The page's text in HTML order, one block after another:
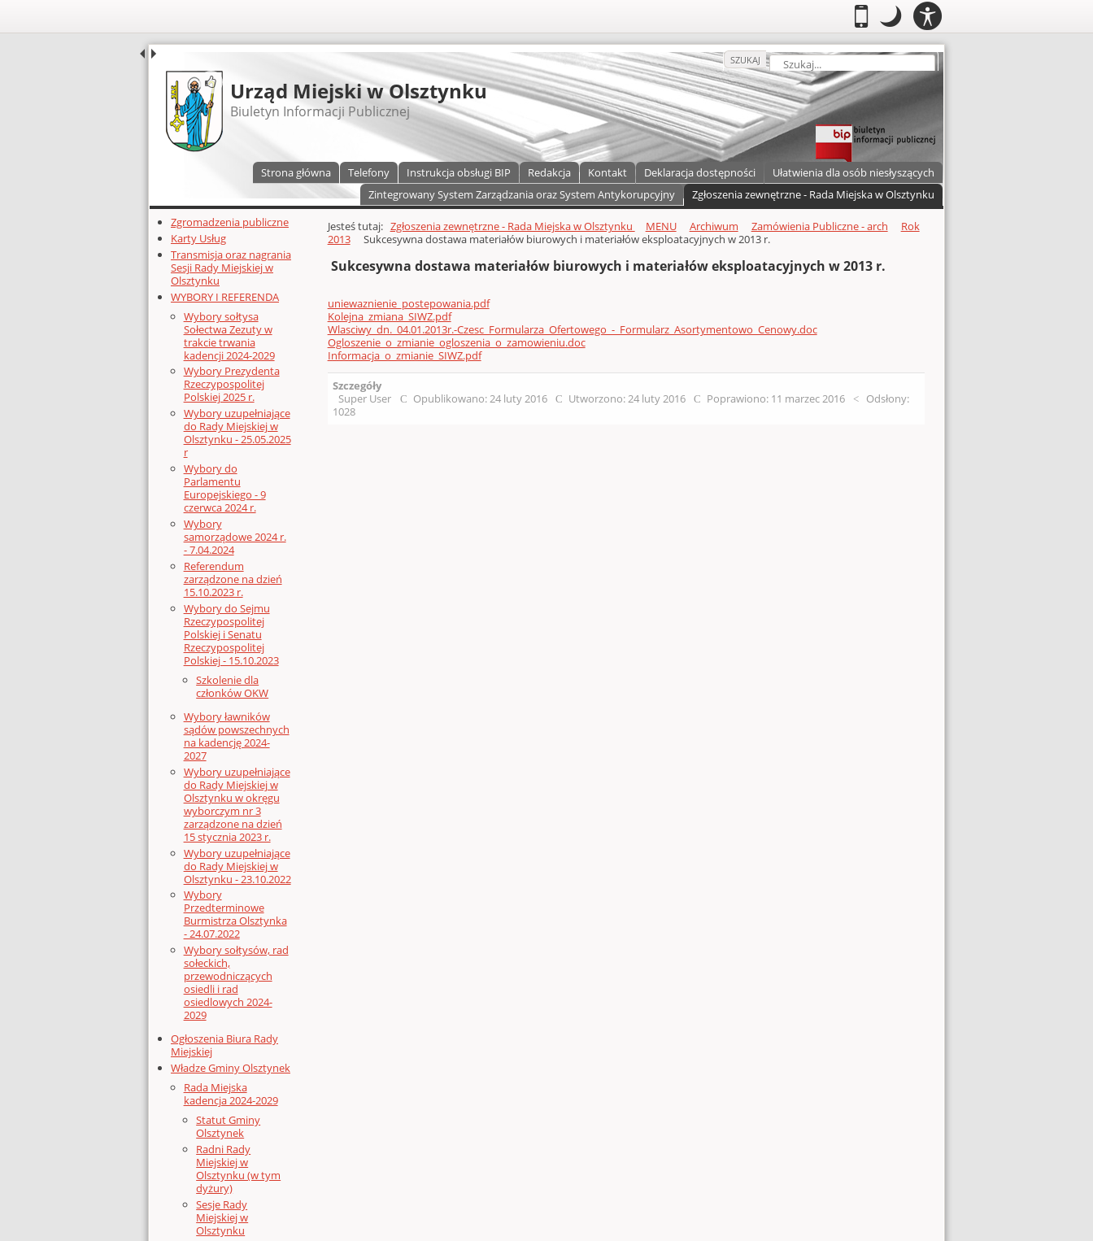
Mobilny
.Przełącz do wersji mobilnej
Tryb
nocny
Tryb nocny: Ten tryb ustawia
Szukaj
SZUKAJ
UDOSTĘPNIJ
Urząd Miejski w Olsztynku
Biuletyn Informacji Publicznej
Strona główna Telefony Instrukcja obsługi BIP Redakcja Kontakt Deklaracja dostępności
Ułatwienia dla osób niesłyszących
Zintegrowany System Zarządzania oraz System Antykorupcyjny
Zgłoszenia zewnętrzne - Rada Miejska w Olsztynku
Dodatkowe zasoby (lewa kolumna)
Zgromadzenia publiczne
Karty Usług
Transmisja oraz nagrania
Sesji Rady Miejskiej w
Olsztynku
WYBORY I REFERENDA
Wybory sołtysa
Sołectwa Zezuty w
trakcie trwania
kadencji 2024-2029
Wybory Prezydenta
Rzeczypospolitej
Polskiej 2025 r.
Wybory uzupełniające
do Rady Miejskiej w
Olsztynku - 25.05.2025
r
Wybory do
Parlamentu
Europejskiego - 9
czerwca 2024 r.
Wybory
samorządowe 2024 r.
- 7.04.2024
Referendum
zarządzone na dzień
15.10.2023 r.
Wybory do Sejmu
Rzeczypospolitej
Polskiej i Senatu
Rzeczypospolitej
Polskiej - 15.10.2023
Szkolenie dla
członków OKW
Wybory ławników
sądów powszechnych
na kadencję 2024-
2027
Wybory uzupełniające
do Rady Miejskiej w
Olsztynku w okręgu
wyborczym nr 3
zarządzone na dzień
15 stycznia 2023 r.
Wybory uzupełniające
do Rady Miejskiej w
Olsztynku - 23.10.2022
Wybory
Przedterminowe
Burmistrza Olsztynka
- 24.07.2022
Wybory sołtysów, rad
sołeckich,
przewodniczących
osiedli i rad
osiedlowych 2024-
2029
Ogłoszenia Biura Rady
Miejskiej
Władze Gminy Olsztynek
Rada Miejska
kadencja 2024-2029
Statut Gminy
Olsztynek
Radni Rady
Miejskiej w
Olsztynku (w tym
dyżury)
Sesje Rady
Miejskiej w
Olsztynku
Głównej zawartości
Jesteś tutaj: Zgłoszenia zewnętrzne - Rada Miejska w Olsztynku MENU Archiwum Zamówienia Publiczne - arch
Rok
2013
Sukcesywna dostawa materiałów biurowych i materiałów eksploatacyjnych w 2013 r.
Sukcesywna dostawa materiałów biurowych i materiałów eksploatacyjnych w 2013 r.
uniewaznienie_postepowania.pdf
Kolejna_zmiana_SIWZ.pdf
Wlasciwy_dn._04.01.2013r.-Czesc_Formularza_Ofertowego_-_Formularz_Asortymentowo_Cenowy.doc
Ogloszenie_o_zmianie_ogloszenia_o_zamowieniu.doc
Informacja_o_zmianie_SIWZ.pdf
Szczegóły
Super User
Opublikowano: 24 luty 2016 Utworzono: 24 luty 2016 Poprawiono: 11 marzec 2016
Odsłony:
1028